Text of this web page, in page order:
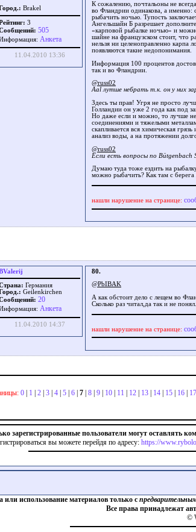
Brakel
3
505
Aнкета
11.04.2010 13:36
К сожалению, почтальоны не
во Фландрии одинакова, а именно:
рыбачить ночью. Тупость
Ангельшайн Б разрешает
«карповой рыбалке ночью» и
шайне на французском стоит, что
нельзя ни целеноправленно карпа
появляются такие недопонимания.
Информация 100 процентов
так и во Фландрии.
@russ02
Aal лутше небрать т.к. он у них
Здесь ты прав! Угря не просто
Голландии он уже 2 года как под
Но даже если и можно, то лучше
соединениями и тяжелыми
скапливается вся химическая
анализ воды, а на протяжении
@russ02
Если есть вопросы по
Думаю туда тоже ездить на
можно рыбачить? Как там с
нашли нарушение на странице:
Германия
Geilenkirchen
20
Aнкета
11.04.2010 14:37
80.
@PbIBAK
А как обстоит дело с лещем во
Сколько раз читал,да так и не понял.
нашли нарушение на странице:
0 | 1 | 2 | 3 | 4 | 5 | 6 | 7 | 8 | 9 | 10 | 11 | 12 | 13 | 14 | 15 | 16 | 17
зарегистрированные пользователи могут оставлять
вы можете перейдя по адресу: https://
или использование материалов только с
Все права принадлежат
©